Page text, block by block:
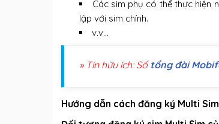
Các sim phụ có thể thực hiện
lập với sim chính.
v.v…
» Tin hữu ích: Số tổng đài
Hướng dẫn cách đăng ký Multi